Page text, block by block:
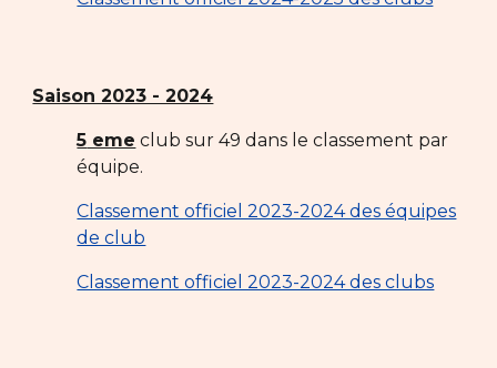
Saison 2023 - 2024
5 eme club sur 49 dans le classement par
équipe.
Classement officiel 2023-2024 des équipes
de club
Classement officiel 2023-2024 des clubs